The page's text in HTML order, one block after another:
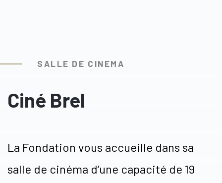
SALLE DE CINEMA
Ciné Brel
La Fondation vous accueille dans sa
salle de cinéma d’une capacité de 19